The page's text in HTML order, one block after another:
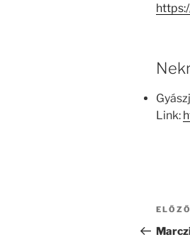
Link:
ELŐZŐ